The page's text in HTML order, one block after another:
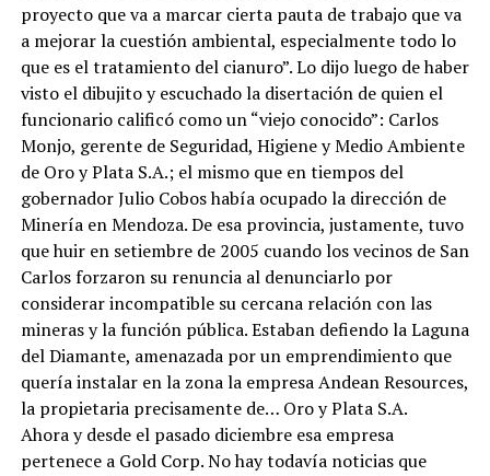
proyecto que va a marcar cierta pauta de trabajo que va
a mejorar la cuestión ambiental, especialmente todo lo
que es el tratamiento del cianuro”. Lo dijo luego de haber
visto el dibujito y escuchado la disertación de quien el
funcionario calificó como un “viejo conocido”: Carlos
Monjo, gerente de Seguridad, Higiene y Medio Ambiente
de Oro y Plata S.A.; el mismo que en tiempos del
gobernador Julio Cobos había ocupado la dirección de
Minería en Mendoza. De esa provincia, justamente, tuvo
que huir en setiembre de 2005 cuando los vecinos de San
Carlos forzaron su renuncia al denunciarlo por
considerar incompatible su cercana relación con las
mineras y la función pública. Estaban defiendo la Laguna
del Diamante, amenazada por un emprendimiento que
quería instalar en la zona la empresa Andean Resources,
la propietaria precisamente de… Oro y Plata S.A.
Ahora y desde el pasado diciembre esa empresa
pertenece a Gold Corp. No hay todavía noticias que